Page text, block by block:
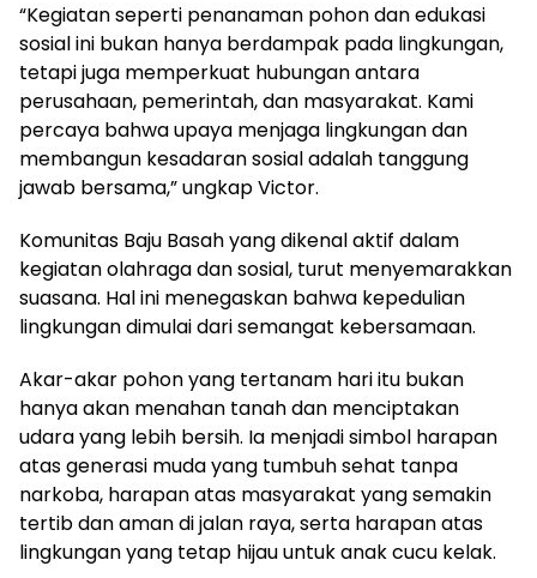
“Kegiatan seperti penanaman pohon dan edukasi
sosial ini bukan hanya berdampak pada lingkungan,
tetapi juga memperkuat hubungan antara
perusahaan, pemerintah, dan masyarakat. Kami
percaya bahwa upaya menjaga lingkungan dan
membangun kesadaran sosial adalah tanggung
jawab bersama,” ungkap Victor.
Komunitas Baju Basah yang dikenal aktif dalam
kegiatan olahraga dan sosial, turut menyemarakkan
suasana. Hal ini menegaskan bahwa kepedulian
lingkungan dimulai dari semangat kebersamaan.
Akar-akar pohon yang tertanam hari itu bukan
hanya akan menahan tanah dan menciptakan
udara yang lebih bersih. Ia menjadi simbol harapan
atas generasi muda yang tumbuh sehat tanpa
narkoba, harapan atas masyarakat yang semakin
tertib dan aman di jalan raya, serta harapan atas
lingkungan yang tetap hijau untuk anak cucu kelak.